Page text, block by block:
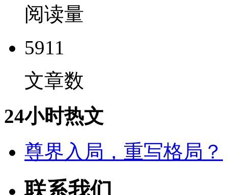
阅读量
5911
文章数
24小时热文
尊界入局，重写格局？
联系我们